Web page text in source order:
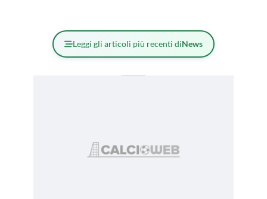
Leggi gli articoli più recenti diNews